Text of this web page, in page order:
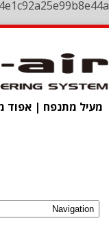
מעיל מתנפח | אפוד